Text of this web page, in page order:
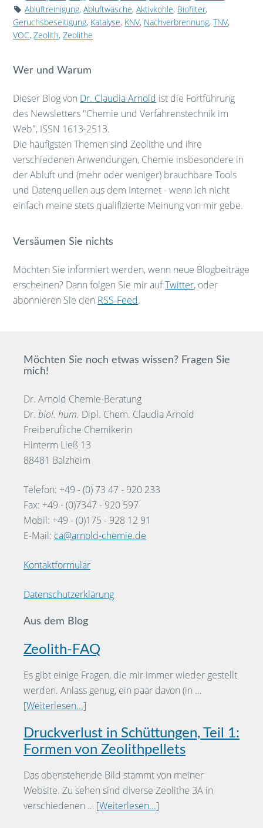
Abluftreinigung,Abluftwäsche,Aktivkohle, Biofilter,
Geruchsbeseitigung, Katalyse, KNV, Nachverbrennung,TNV,
VOC,Zeolith,Zeolithe
Wer und Warum
Dieser Blog von Dr. Claudia Arnold ist die Fortführung
des Newsletters "Chemie und Verfahrenstechnik im
Web", ISSN 1613-2513.
Die häufigsten Themen sind Zeolithe und ihre
verschiedenen Anwendungen, Chemie insbesondere in
der Abluft und (mehr oder weniger) brauchbare Tools
und Datenquellen aus dem Internet - wenn ich nicht
einfach meine stets qualifizierte Meinung von mir gebe.
Versäumen Sie nichts
Möchten Sie informiert werden, wenn neue Blogbeiträge
erscheinen? Dann folgen Sie mir aufTwitter, oder
abonnieren Sie den RSS-Feed.
Möchten Sie noch etwas wissen? Fragen Sie
mich!
Dr. Arnold Chemie-Beratung
Dr. biol. hum. Dipl. Chem. Claudia Arnold
Freiberufliche Chemikerin
Hinterm Ließ 13
88481 Balzheim
Telefon: +49 - (0) 73 47 - 920 233
Fax: +49 - (0)7347 - 920 597
Mobil: +49 - (0)175 - 928 12 91
E-Mail: ca@arnold-chemie.de
Kontaktformular
Datenschutzerklärung
Aus dem Blog
Zeolith-FAQ
Es gibt einige Fragen, die mir immer wieder gestellt
werden. Anlass genug, ein paar davon (in …
[Weiterlesen...]
Druckverlust in Schüttungen, Teil 1:
Formen von Zeolithpellets
Das obenstehende Bild stammt von meiner
Website. Zu sehen sind diverse Zeolithe 3A in
verschiedenen … [Weiterlesen...]